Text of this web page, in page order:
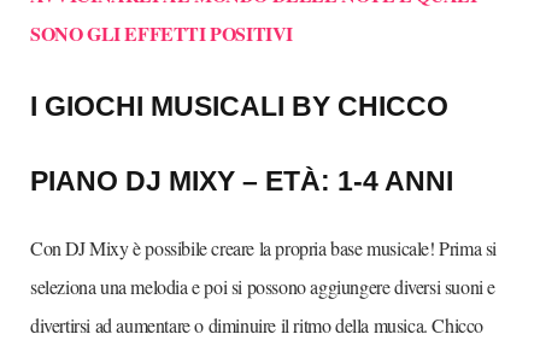
SONO GLI EFFETTI POSITIVI
I GIOCHI MUSICALI BY CHICCO
PIANO DJ MIXY – ETÀ: 1-4 ANNI
Con DJ Mixy è possibile creare la propria base musicale! Prima si
seleziona una melodia e poi si possono aggiungere diversi suoni e
divertirsi ad aumentare o diminuire il ritmo della musica. Chicco